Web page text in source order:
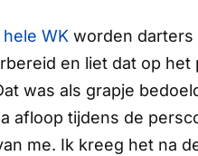
WK worden darters
en liet dat op
was als grapje
afloop tijdens de
me. Ik kreeg het na